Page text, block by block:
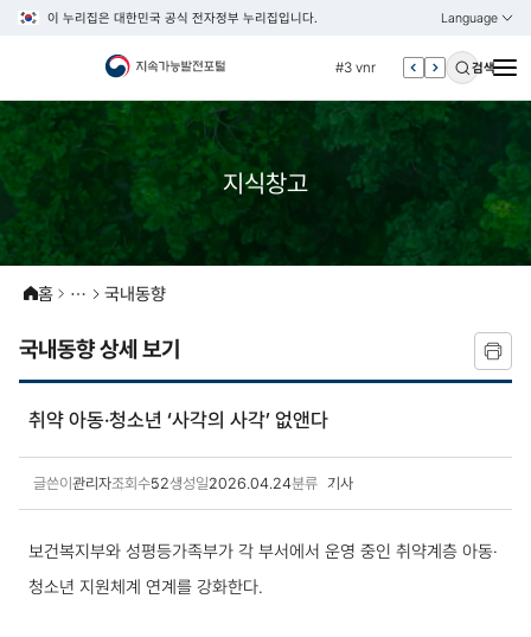
이 누리집은 대한민국 공식 전자정부 누리집입니다. Language
열기
KOREAN
ENGLISH
#3 vnr
#4 관세
#5 esg
#6 빈곤
#5 esg
#7 un
검색
지식창고
홈 국내동향
국내동향 상세 보기
취약 아동·청소년 ‘사각의 사각’ 없앤다
글쓴이관리자조회수52생성일2026.04.24분류 기사
보건복지부와 성평등가족부가 각 부서에서 운영 중인 취약계층 아동·
청소년 지원체계 연계를 강화한다.